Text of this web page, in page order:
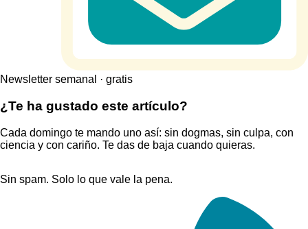
Newsletter semanal · gratis
¿Te ha gustado este artículo?
Cada domingo te mando uno así: sin dogmas, sin culpa, con
ciencia y con cariño. Te das de baja cuando quieras.
Sin spam. Solo lo que vale la pena.